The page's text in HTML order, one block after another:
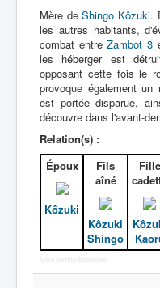
Mère deShingo Kôzuki.
les autres habitants,
combat entreZambot 3
les héberger est
opposant cette fois le
provoque également
est portée disparue,
découvre dans l'avant-
Relation(s) :
Époux
Kôzuki
Fils
aîné
Kôzuki
Shingo
Fille
More Joomla Extensions